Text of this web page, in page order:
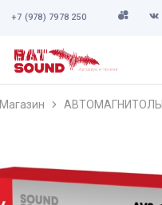
+7 (978) 7978 250
Магазин АВТОМАГНИТОЛЫ